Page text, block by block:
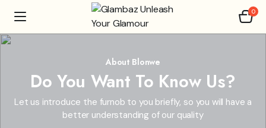
0
About Blonwe
Do You Want To Know Us?
Let us introduce the furnob to you briefly, so you will have a
better understanding of our quality